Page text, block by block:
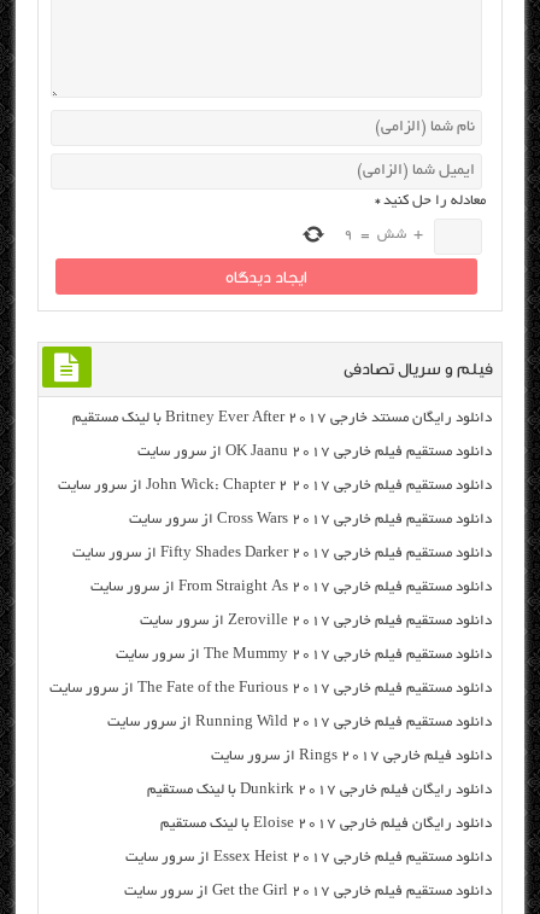
معادله را حل کنید*
+ شش =
9
فیلم و سریال تصادفی
دانلود رایگان مسنتد خارجی Britney Ever After 2017 با لینک مستقیم
دانلود مستقیم فیلم خارجی OK Jaanu 2017 از سرور سایت
دانلود مستقیم فیلم خارجی John Wick: Chapter 2 2017 از سرور سایت
دانلود مستقیم فیلم خارجی Cross Wars 2017 از سرور سایت
دانلود مستقیم فیلم خارجی Fifty Shades Darker 2017 از سرور سایت
دانلود مستقیم فیلم خارجی From Straight As 2017 از سرور سایت
دانلود مستقیم فیلم خارجی Zeroville 2017 از سرور سایت
دانلود مستقیم فیلم خارجی The Mummy 2017 از سرور سایت
دانلود مستقیم فیلم خارجی The Fate of the Furious 2017 از سرور سایت
دانلود مستقیم فیلم خارجی Running Wild 2017 از سرور سایت
دانلود فیلم خارجی Rings 2017 از سرور سایت
دانلود رایگان فیلم خارجی Dunkirk 2017 با لینک مستقیم
دانلود رایگان فیلم خارجی Eloise 2017 با لینک مستقیم
دانلود مستقیم فیلم خارجی Essex Heist 2017 از سرور سایت
دانلود مستقیم فیلم خارجی Get the Girl 2017 از سرور سایت